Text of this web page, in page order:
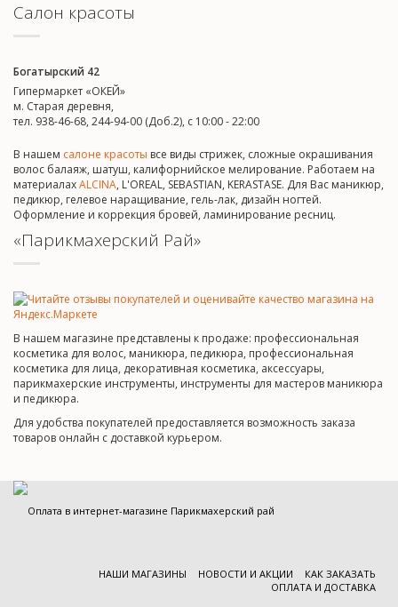
Салон красоты
Богатырский 42
Гипермаркет «ОКЕЙ»
м. Старая деревня,
тел. 938-46-68, 244-94-00 (Доб.2), c 10:00 - 22:00
В нашем салоне красоты все виды стрижек, сложные окрашивания
волос балаяж, шатуш, калифорнийское мелирование. Работаем на
материалахALCINA, L'OREAL, SEBASTIAN, KERASTASE. Для Вас маникюр,
педикюр, гелевое наращивание, гель-лак, дизайн ногтей.
Оформление и коррекция бровей, ламинирование ресниц.
«Парикмахерский Рай»
В нашем магазине представлены к продаже: профессиональная
косметика для волос, маникюра, педикюра, профессиональная
косметика для лица, декоративная косметика, аксессуары,
парикмахерские инструменты, инструменты для мастеров маникюра
и педикюра.
Для удобства покупателей предоставляется возможность заказа
товаров онлайн с доставкой курьером.
НАШИ МАГАЗИНЫ НОВОСТИ И АКЦИИ
КАК ЗАКАЗАТЬ
ОПЛАТА И ДОСТАВКА